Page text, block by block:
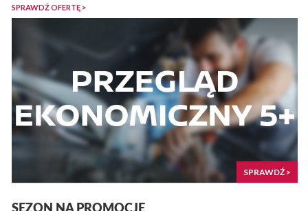
SPRAWDŹ OFERTĘ >
SPRAWDŹ >